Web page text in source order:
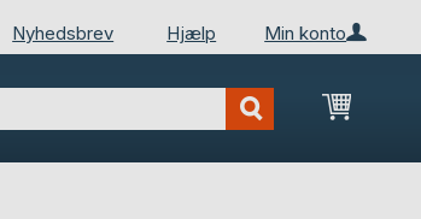
Min konto
Nyhedsbrev Hjælp
Min